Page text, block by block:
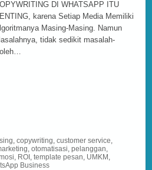
DI WHATSAPP ITU
karena Setiap Media Memiliki
Masing-Masing. Namun
tidak sedikit masalah-
,copywriting,customer service,
,otomatisasi,pelanggan,
, ROI ,template pesan, UMKM ,
Business